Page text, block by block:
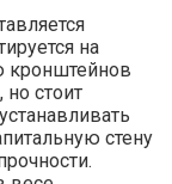
на
кронштейнов
стоит
стену